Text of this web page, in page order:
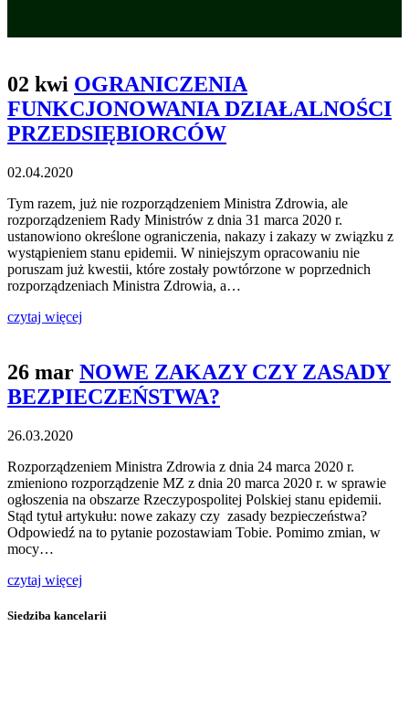
02 kwi OGRANICZENIA
FUNKCJONOWANIA DZIAŁALNOŚCI
PRZEDSIĘBIORCÓW
02.04.2020
Tym razem, już nie rozporządzeniem Ministra Zdrowia, ale
rozporządzeniem Rady Ministrów z dnia 31 marca 2020 r.
ustanowiono określone ograniczenia, nakazy i zakazy w związku z
wystąpieniem stanu epidemii. W niniejszym opracowaniu nie
poruszam już kwestii, które zostały powtórzone w poprzednich
rozporządzeniach Ministra Zdrowia, a…
czytaj więcej
26 mar NOWE ZAKAZY CZY ZASADY
BEZPIECZEŃSTWA?
26.03.2020
Rozporządzeniem Ministra Zdrowia z dnia 24 marca 2020 r.
zmieniono rozporządzenie MZ z dnia 20 marca 2020 r. w sprawie
ogłoszenia na obszarze Rzeczypospolitej Polskiej stanu epidemii.
Stąd tytuł artykułu: nowe zakazy czy zasady bezpieczeństwa?
Odpowiedź na to pytanie pozostawiam Tobie. Pomimo zmian, w
mocy…
czytaj więcej
Siedziba kancelarii